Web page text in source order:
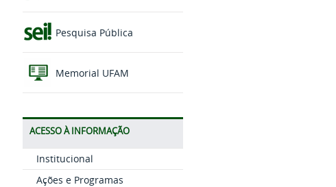
Pesquisa Pública
Memorial UFAM
ACESSO À INFORMAÇÃO
Institucional
Ações e Programas